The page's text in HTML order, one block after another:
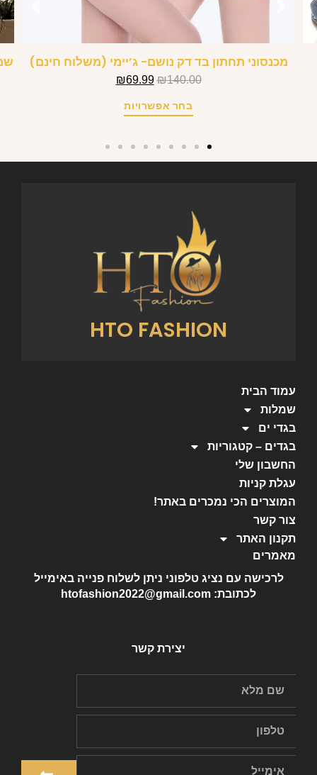
מכנסוני תחתון בד דק נושם- ג’יימי (משלוח חינם)
₪140.00
₪69.99
בחר אפשרויות
HTO FASHION
עמוד הבית
שמלות
בגדי ים
בגדים – קטגוריות
החשבון שלי
עגלת קניות
המוצרים הכי נמכרים באתר!
צור קשר
תקנון האתר
מאמרים
לרכישה עם נציג טלפוני ניתן לשלוח פנייה באימייל
לכתובת: htofashion2022@gmail.com
יצירת קשר